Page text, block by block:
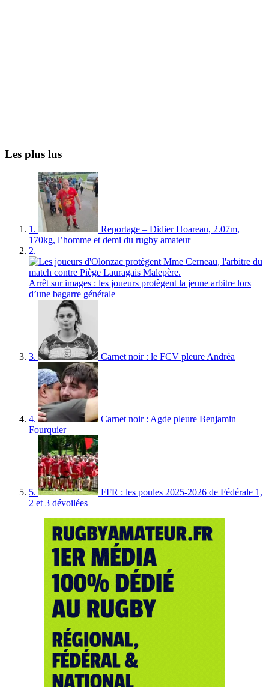
Les plus lus
1.
Reportage – Didier Hoareau, 2.07m,
170kg, l’homme et demi du rugby amateur
2.
Arrêt sur images : les joueurs protègent la jeune arbitre lors
d’une bagarre générale
3. Carnet noir : le FCV pleure Andréa
4.
Carnet noir : Agde pleure Benjamin
Fourquier
5.
FFR : les poules 2025-2026 de Fédérale 1,
2 et 3 dévoilées